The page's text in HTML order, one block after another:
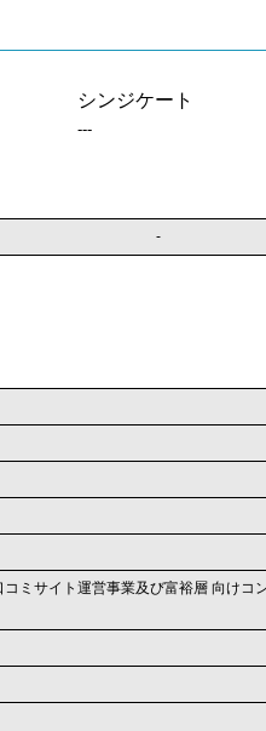
シンジケート
---
-
ミサイト運営事業及び富裕層 向けコ